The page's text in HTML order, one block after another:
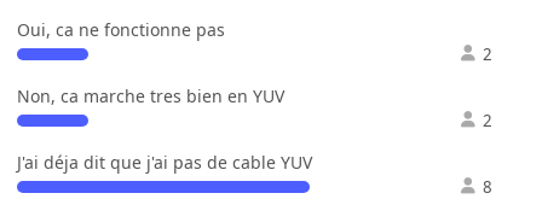
Oui, ca ne fonctionne pas
2
Non, ca marche tres bien en YUV
2
J'ai déja dit que j'ai pas de cable YUV
8